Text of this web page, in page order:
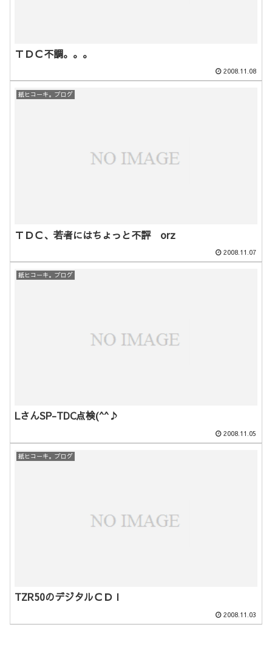
ＴＤＣ不調。。。
2008.11.08
紙ヒコーキ。ブログ
ＴＤＣ、若者にはちょっと不評 orz
2008.11.07
紙ヒコーキ。ブログ
LさんSP-TDC点検(^^♪
2008.11.05
紙ヒコーキ。ブログ
TZR50のデジタルＣＤＩ
2008.11.03